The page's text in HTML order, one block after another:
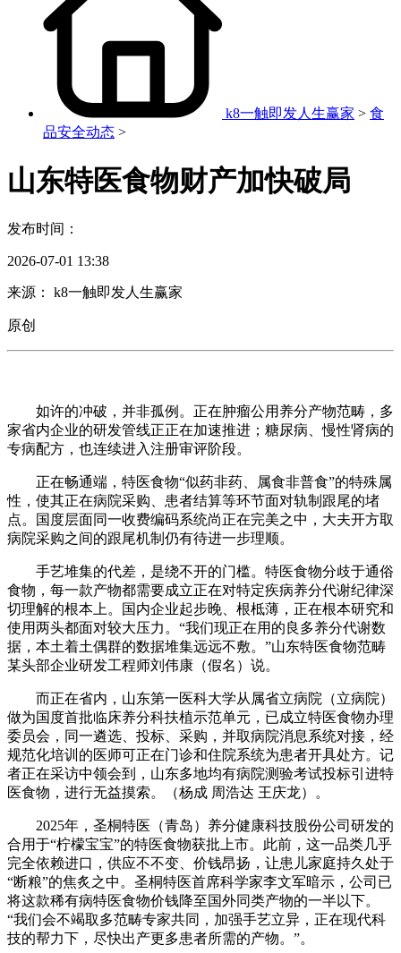
k8一触即发人生赢家 > 食
品安全动态 >
山东特医食物财产加快破局
发布时间：
2026-07-01 13:38
来源： k8一触即发人生赢家
原创
如许的冲破，并非孤例。正在肿瘤公用养分产物范畴，多
家省内企业的研发管线正正在加速推进；糖尿病、慢性肾病的
专病配方，也连续进入注册审评阶段。
正在畅通端，特医食物“似药非药、属食非普食”的特殊属
性，使其正在病院采购、患者结算等环节面对轨制跟尾的堵
点。国度层面同一收费编码系统尚正在完美之中，大夫开方取
病院采购之间的跟尾机制仍有待进一步理顺。
手艺堆集的代差，是绕不开的门槛。特医食物分歧于通俗
食物，每一款产物都需要成立正在对特定疾病养分代谢纪律深
切理解的根本上。国内企业起步晚、根柢薄，正在根本研究和
使用两头都面对较大压力。“我们现正在用的良多养分代谢数
据，本土着土偶群的数据堆集远远不敷。”山东特医食物范畴
某头部企业研发工程师刘伟康（假名）说。
而正在省内，山东第一医科大学从属省立病院（立病院）
做为国度首批临床养分科扶植示范单元，已成立特医食物办理
委员会，同一遴选、投标、采购，并取病院消息系统对接，经
规范化培训的医师可正在门诊和住院系统为患者开具处方。记
者正在采访中领会到，山东多地均有病院测验考试投标引进特
医食物，进行无益摸索。（杨成 周浩达 王庆龙）。
2025年，圣桐特医（青岛）养分健康科技股份公司研发的
合用于“柠檬宝宝”的特医食物获批上市。此前，这一品类几乎
完全依赖进口，供应不不变、价钱昂扬，让患儿家庭持久处于
“断粮”的焦炙之中。圣桐特医首席科学家李文军暗示，公司已
将这款稀有病特医食物价钱降至国外同类产物的一半以下。
“我们会不竭取多范畴专家共同，加强手艺立异，正在现代科
技的帮力下，尽快出产更多患者所需的产物。”。